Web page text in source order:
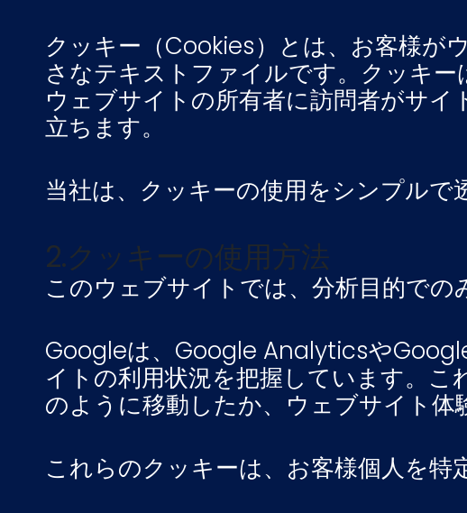
クッキー（Cookies）とは、お客様が
さなテキストファイルです。クッキー
ウェブサイトの所有者に訪問者がサ
立ちます。
当社は、クッキーの使用をシンプルで
2.クッキーの使用方法
このウェブサイトでは、分析目的での
Googleは、Google Analyticsや
イトの利用状況を把握しています。
のように移動したか、ウェブサイト体
これらのクッキーは、お客様個人を特